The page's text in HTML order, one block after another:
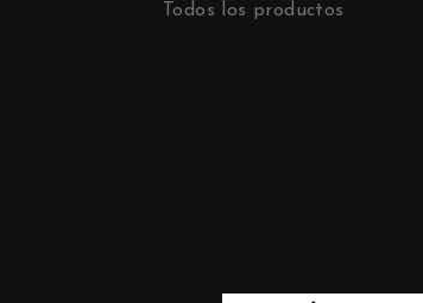
Todos los productos